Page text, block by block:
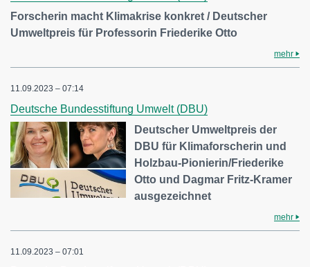
Forscherin macht Klimakrise konkret / Deutscher
Umweltpreis für Professorin Friederike Otto
mehr
11.09.2023 – 07:14
Deutsche Bundesstiftung Umwelt (DBU)
Deutscher Umweltpreis der
DBU für Klimaforscherin und
Holzbau-Pionierin/Friederike
Otto und Dagmar Fritz-Kramer
ausgezeichnet
mehr
11.09.2023 – 07:01